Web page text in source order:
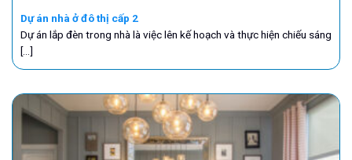
Dự án nhà ở đô thị cấp 2
Dự án lắp đèn trong nhà là việc lên kế hoạch và thực hiện chiếu sáng
[...]